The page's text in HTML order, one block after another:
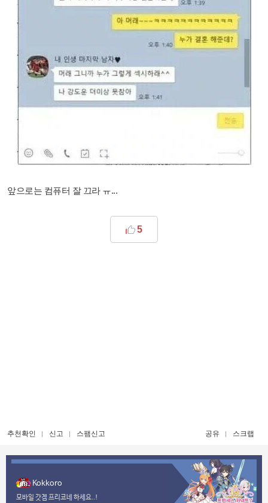
앞으로는 컴퓨터 잘 끄라 ㅠ...
5
추천확인 신고 스팸신고 공유 스크랩
Kokkoro
모바일 갓겜 프리코네 하세요..!